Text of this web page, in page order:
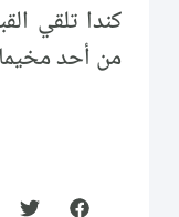
كندا تلقي
من أحد